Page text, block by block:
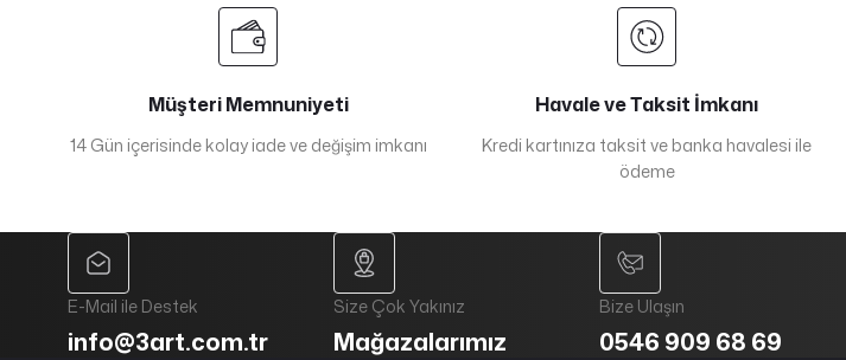
Müşteri Memnuniyeti
14 Gün içerisinde kolay iade ve değişim imkanı
Havale ve Taksit İmkanı
Kredi kartınıza taksit ve banka havalesi ile
ödeme
E-Mail ile Destek
info@3art.com.tr
Size Çok Yakınız
Mağazalarımız
Bize Ulaşın
0546 909 68 69